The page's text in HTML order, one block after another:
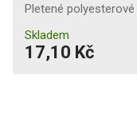
Pletené
Skladem
17,10 Kč